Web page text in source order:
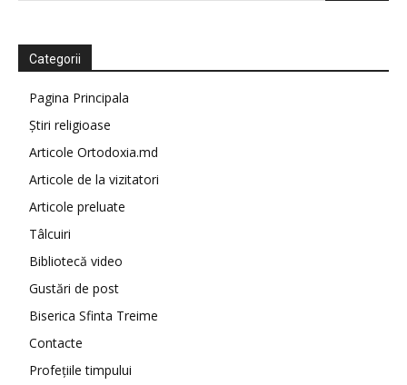
Categorii
Pagina Principala
Știri religioase
Articole Ortodoxia.md
Articole de la vizitatori
Articole preluate
Tâlcuiri
Bibliotecă video
Gustări de post
Biserica Sfinta Treime
Contacte
Profețiile timpului